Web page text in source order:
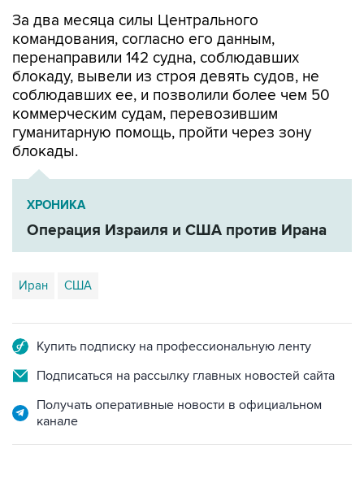
За два месяца силы Центрального
командования, согласно его данным,
перенаправили 142 судна, соблюдавших
блокаду, вывели из строя девять судов, не
соблюдавших ее, и позволили более чем 50
коммерческим судам, перевозившим
гуманитарную помощь, пройти через зону
блокады.
ХРОНИКА
Операция Израиля и США против Ирана
Иран США
Купить подписку на профессиональную ленту
Подписаться на рассылку главных новостей сайта
Получать оперативные новости в официальном
канале